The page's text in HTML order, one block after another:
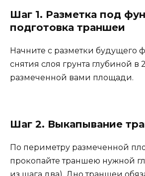
Шаг 1. Разметка под
подготовка траншеи
Начните с разметки будущего
снятия слоя грунта глубиной в
размеченной вами площади.
Шаг 2. Выкапывание
По периметру размеченной
прокопайте траншею нужной